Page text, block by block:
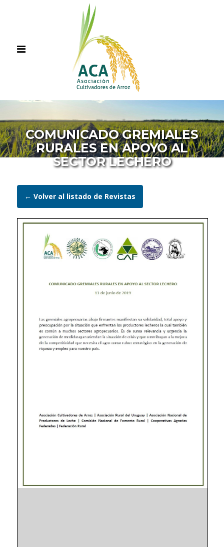
COMUNICADO GREMIALES
RURALES EN APOYO AL
SECTOR LECHERO
← Volver al listado de Revistas